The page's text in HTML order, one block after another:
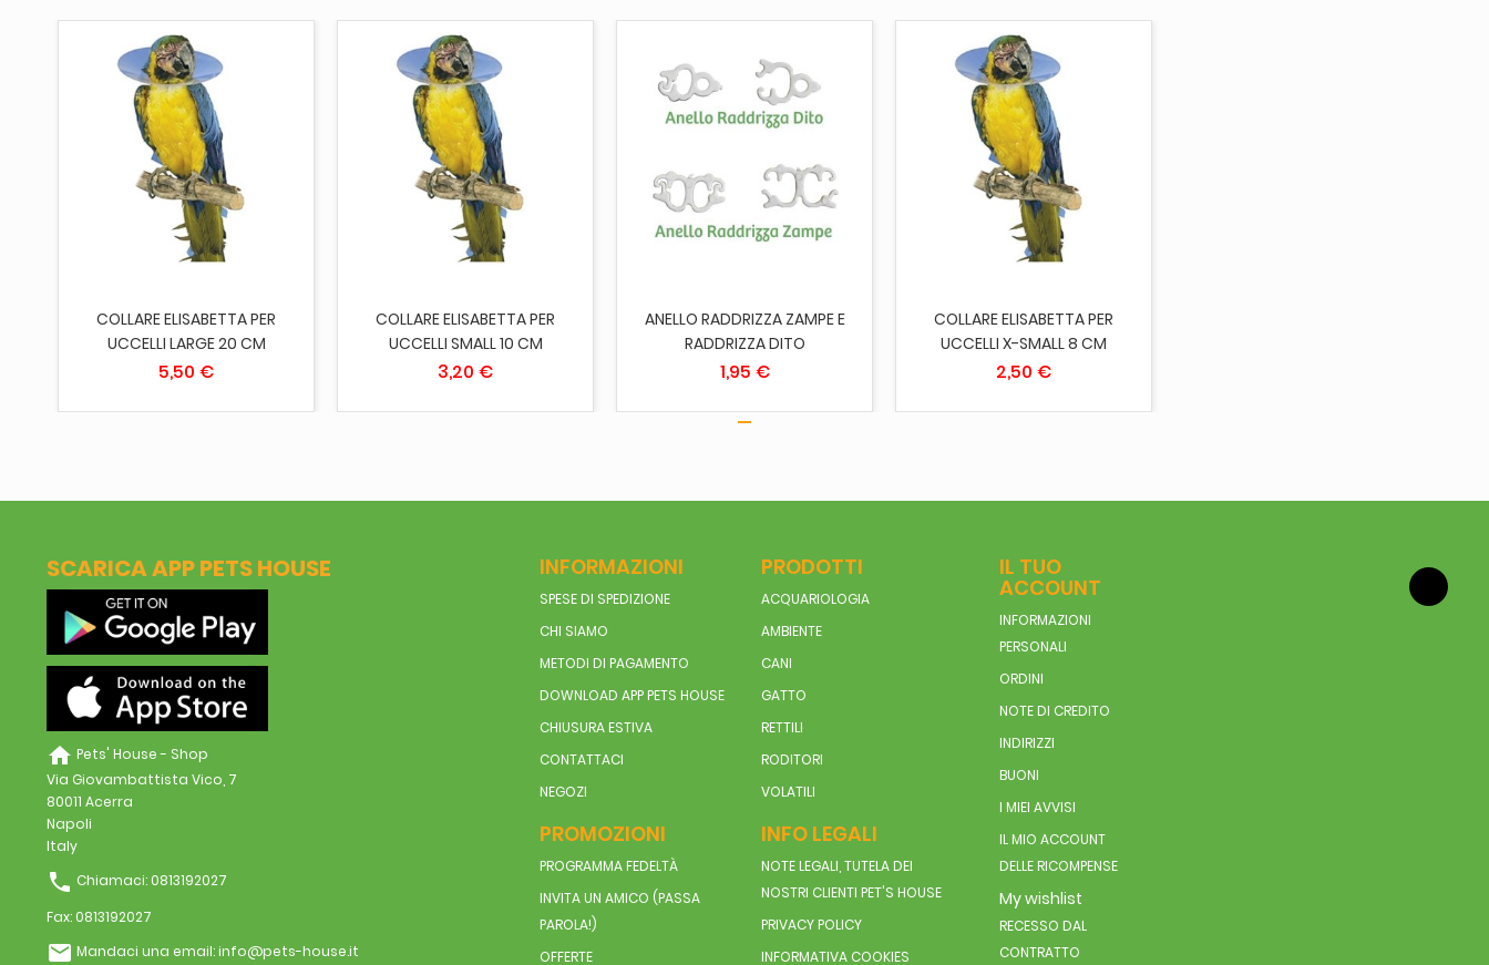
AGGIUNGI AL CARRELLO
COLLARE ELISABETTA PER
UCCELLI LARGE 20 CM
5,50 €
AGGIUNGI AL CARRELLO
COLLARE ELISABETTA PER
UCCELLI SMALL 10 CM
3,20 €
AGGIUNGI AL CARRELLO
ANELLO RADDRIZZA ZAMPE E
RADDRIZZA DITO
1,95 €
AGGIUNGI AL CARRELLO
COLLARE ELISABETTA PER
UCCELLI X-SMALL 8 CM
2,50 €
SCARICA APP PETS HOUSE
home Pets' House - Shop
Via Giovambattista Vico, 7
80011 Acerra
Napoli
Italy
phone Chiamaci: 0813192027
Fax: 0813192027
email Mandaci una email:info@pets-house.it
INFORMAZIONI
SPESE DI SPEDIZIONE
CHI SIAMO
METODI DI PAGAMENTO
DOWNLOAD APP PETS HOUSE
CHIUSURA ESTIVA
CONTATTACI
NEGOZI
PRODOTTI
ACQUARIOLOGIA
AMBIENTE
CANI
GATTO
RETTILI
RODITORI
VOLATILI
PROMOZIONI
PROGRAMMA FEDELTÀ
INVITA UN AMICO (PASSA
PAROLA!)
OFFERTE
INFO LEGALI
NOTE LEGALI, TUTELA DEI
NOSTRI CLIENTI PET'S HOUSE
PRIVACY POLICY
INFORMATIVA COOKIES
IL TUO
ACCOUNT
INFORMAZIONI
PERSONALI
ORDINI
NOTE DI CREDITO
INDIRIZZI
BUONI
I MIEI AVVISI
IL MIO ACCOUNT
DELLE RICOMPENSE
My wishlist
RECESSO DAL
CONTRATTO